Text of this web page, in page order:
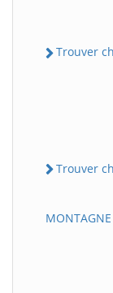
Trouver
Trouver
MONTAGNE